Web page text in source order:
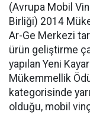
(Avrupa Mobil
Birliği) 2014
Ar-Ge Merkezi
ürün geliştirme
yapılan Yeni
Mükemmellik
kategorisinde
olduğu, mobil